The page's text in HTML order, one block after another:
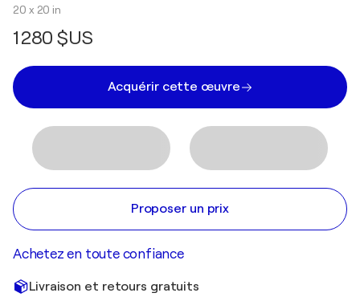
20 x 20 in
1 280 $US
Acquérir cette œuvre
Proposer un prix
Achetez en toute confiance
Livraison et retours gratuits